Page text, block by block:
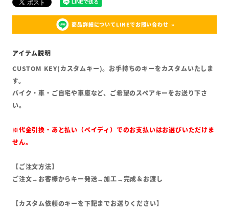
商品詳細についてLINEでお問い合わせ
CUSTOM KEY(カスタムキー)。お手持ちのキーをカスタムいたしま
す。
バイク・車・ご自宅や車庫など、ご希望のスペアキーをお送り下さ
い。
※代金引換・あと払い（ペイディ）でのお支払いはお選びいただけま
せん。
【ご注文方法】
ご注文→お客様からキー発送→加工→完成＆お渡し
【カスタム依頼のキーを下記までお送りください】